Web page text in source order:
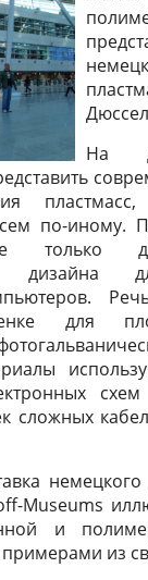
На
по-иному.
только
дизайна
для
сложных
немецкого
Museums
и
из